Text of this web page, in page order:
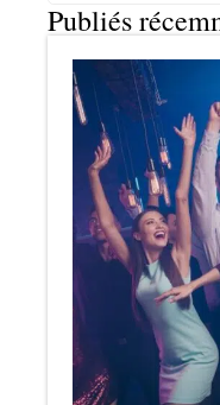
Publiés